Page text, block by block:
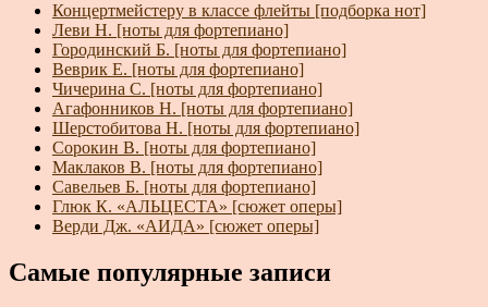
Концертмейстеру в классе флейты [подборка нот]
Леви Н. [ноты для фортепиано]
Городинский Б. [ноты для фортепиано]
Веврик Е. [ноты для фортепиано]
Чичерина С. [ноты для фортепиано]
Агафонников Н. [ноты для фортепиано]
Шерстобитова Н. [ноты для фортепиано]
Сорокин В. [ноты для фортепиано]
Маклаков В. [ноты для фортепиано]
Савельев Б. [ноты для фортепиано]
Глюк К. «АЛЬЦЕСТА» [сюжет оперы]
Верди Дж. «АИДА» [сюжет оперы]
Самые популярные записи